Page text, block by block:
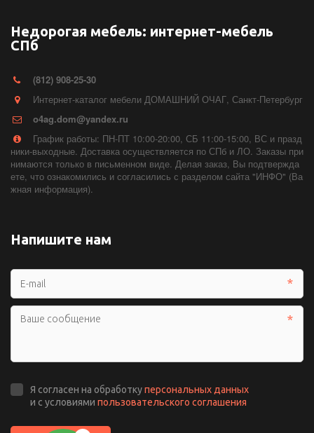
Недорогая мебель: интернет-мебель
СПб
(812) 908-25-30
Интернет-каталог мебели ДОМАШНИЙ ОЧАГ, Санкт-Петербург
o4ag.dom@yandex.ru
График работы: ПН-ПТ 10:00-20:00, СБ 11:00-15:00, ВС и празд
ники-выходные. Доставка осуществляется по СПб и ЛО. Заказы при
нимаются только в письменном виде. Делая заказ, Вы подтвержда
ете, что ознакомились и согласились с разделом сайта "ИНФО" (Ва
жная информация).
Напишите нам
*
*
Я согласен на обработкуперсональных данных
и с условиями пользовательского соглашения